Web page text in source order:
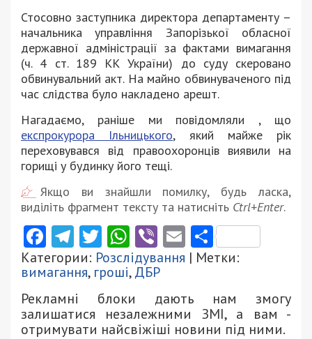
Стосовно заступника директора департаменту –
начальника управління Запорізької обласної
державної адміністрації за фактами вимагання
(ч. 4 ст. 189 КК України) до суду скеровано
обвинувальний акт. На майно обвинуваченого під
час слідства було накладено арешт.
Нагадаємо, раніше ми повідомляли , що
експрокурора Ільницького, який майже рік
переховувався від правоохоронців виявили на
горищі у будинку його тещі.
Якщо ви знайшли помилку, будь ласка,
виділіть фрагмент тексту та натисніть Ctrl+Enter.
Facebook
Telegram
Twitter
WhatsApp
ViberEmail
Категории: Розслідування | Метки:
вимагання, гроші,ДБР
Рекламні блоки дають нам змогу
залишатися незалежними ЗМІ, а вам -
отримувати найсвіжіші новини під ними.